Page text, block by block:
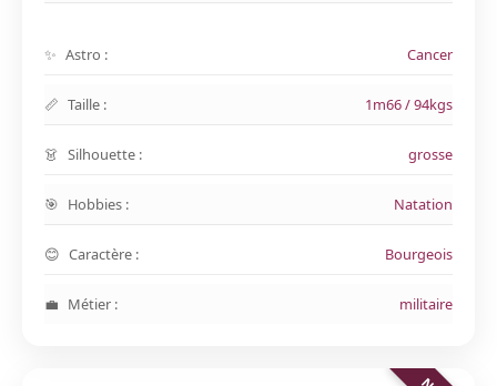
Astro : Cancer
Taille : 1m66 / 94kgs
Silhouette : grosse
Hobbies : Natation
Caractère : Bourgeois
Métier : militaire